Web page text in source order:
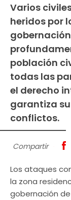
Varios
heridos por
población
todas las
el derecho
garantiza
conflictos.
Compartir
Los ataques
la zona
gobernación